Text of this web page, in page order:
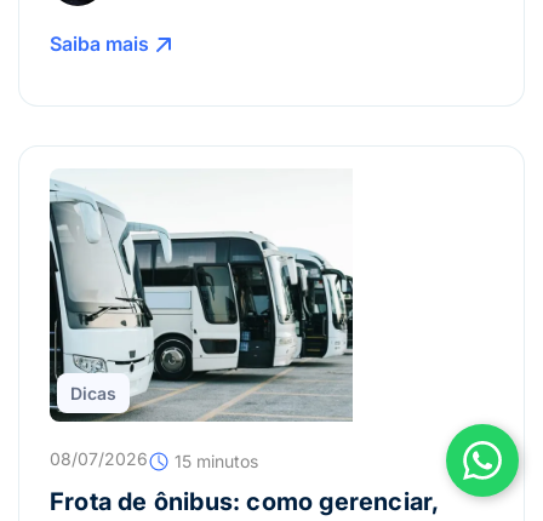
Saiba mais
Dicas
08/07/2026 15 minutos
Frota de ônibus: como gerenciar,